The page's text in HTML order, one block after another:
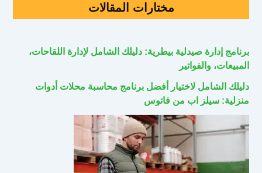
مختارات المقالات
برنامج إدارة صيدلية بيطرية: دليلك الشامل لإدارة اللقاحات،
المبيعات، والفواتير
دليلك الشامل لاختيار أفضل برنامج محاسبة محلات أدوات
منزلية: سيلز اب من فاتوس